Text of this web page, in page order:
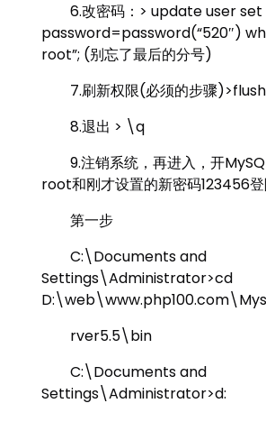
6.改密码：> update user set
password=password(“520″)
root”; (别忘了最后的分号)
7.刷新权限(必须的步骤
8.退出 > \q
9.注销系统，再进入，开
root和刚才设置的新密码123456登
第一步
C:\Documents and
Settings\Administrator>cd
rver5.5\bin
C:\Documents and
Settings\Administrator>d: